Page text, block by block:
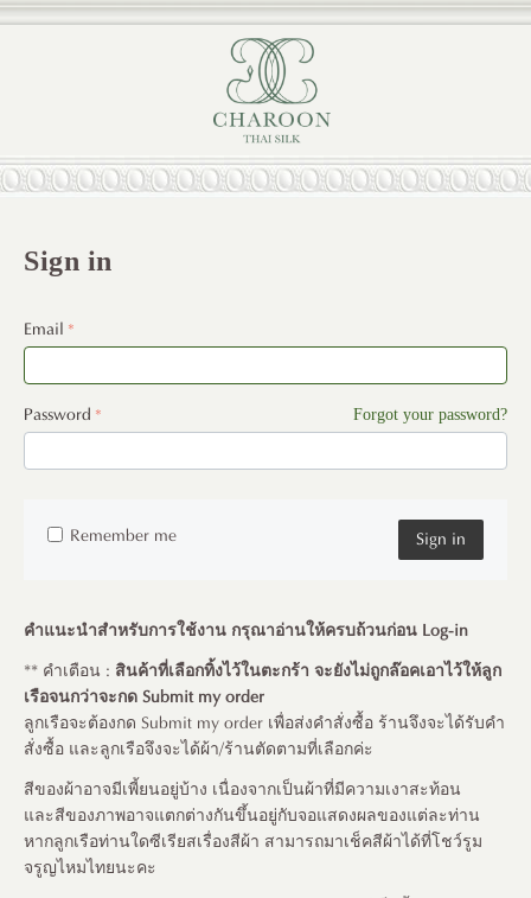
Sign in
Email
Password Forgot your password?
Sign in
Remember me
คำแนะนำสำหรับการใช้งาน กรุณาอ่านให้ครบถ้วนก่อน Log-in
** คำเตือน : สินค้าที่เลือกทิ้งไว้ในตะกร้า จะยังไม่ถูกล๊อคเอาไว้ให้ลูก
เรือจนกว่าจะกด Submit my order
ลูกเรือจะต้องกด Submit my order เพื่อส่งคำสั่งซื้อ ร้านจึงจะได้รับคำ
สั่งซื้อ และลูกเรือจึงจะได้ผ้า/ร้านตัดตามที่เลือกค่ะ
สีของผ้าอาจมีเพี้ยนอยู่บ้าง เนื่องจากเป็นผ้าที่มีความเงาสะท้อน
และสีของภาพอาจแตกต่างกันขึ้นอยู่กับจอแสดงผลของแต่ละท่าน
หากลูกเรือท่านใดซีเรียสเรื่องสีผ้า สามารถมาเช็คสีผ้าได้ที่โชว์รูม
จรูญไหมไทยนะคะ